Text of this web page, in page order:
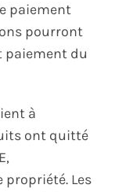
paiement
pourront
paiement du
à
ont quitté
Les